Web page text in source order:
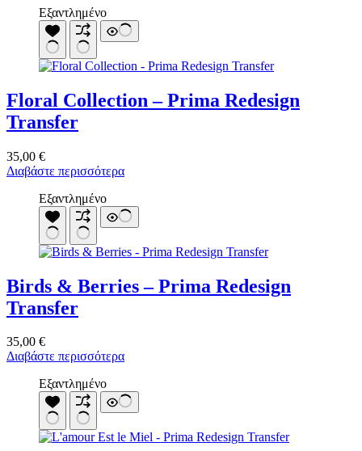
Εξαντλημένο
Floral Collection – Prima Redesign
Transfer
35,00 €
Διαβάστε περισσότερα
Εξαντλημένο
Birds & Berries – Prima Redesign
Transfer
35,00 €
Διαβάστε περισσότερα
Εξαντλημένο